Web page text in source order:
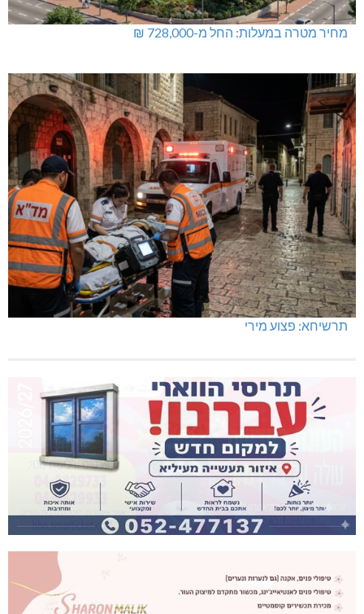
מחיר מטרה במעלות: החל מ-728,000 ₪
תרשיחא: פצוע מירי